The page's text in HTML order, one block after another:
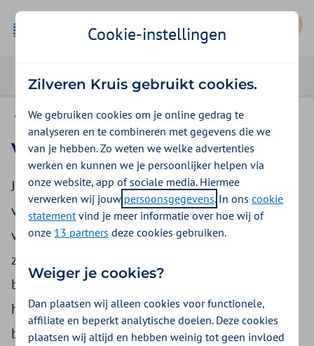
Eigen risico
Vrijwillig eigen risico
Je kunt je verplicht eigen risico verhogen: het
vrijwillig eigen risico. Het voordeel van het
verhogen van je eigen risico is dat je minder
zorgpremie betaalt. Maar áls je zorgkosten hebt,
betaal je wel een groter deel zelf. Verwacht je in
het komende jaar zorg nodig te hebben uit de
basisverzekering? Het verhogen van je eigen
Cookie-instellingen
Zilveren Kruis gebruikt cookies.
We gebruiken cookies om je online gedrag te
analyseren en te combineren met gegevens die we
van je hebben. Zo weten we welke advertenties
werken en kunnen we je persoonlijker helpen via
onze website, app of sociale media. Hiermee
verwerken wij jouw persoonsgegevens. In onscookie
statementvind je meer informatie over hoe wij of
onze 13 partners deze cookies gebruiken.
Weiger je cookies?
Dan plaatsen wij alleen cookies voor functionele,
affiliate en beperkt analytische doelen. Deze cookies
plaatsen wij altijd en hebben weinig tot geen invloed